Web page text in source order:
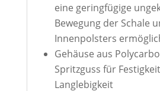
eine geringfügige
Bewegung der Schale
Innenpolsters
Gehäuse aus
Spritzguss für
Langlebigkeit